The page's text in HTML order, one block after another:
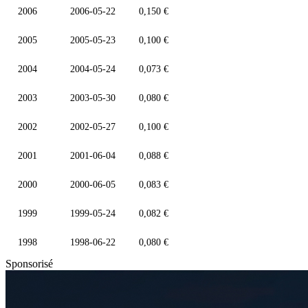
2006 2006-05-22 0,150 €
2005 2005-05-23 0,100 €
2004 2004-05-24 0,073 €
2003 2003-05-30 0,080 €
2002 2002-05-27 0,100 €
2001 2001-06-04 0,088 €
2000 2000-06-05 0,083 €
1999 1999-05-24 0,082 €
1998 1998-06-22 0,080 €
Sponsorisé